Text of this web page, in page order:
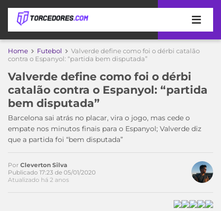
APOSTAS
DE
APOSTA
MELHORES
SITES
DE
APOSTAS
2026
COPA
DO
MUNDO
TIMES
MEU
TIME
CAMPEONATOS
Home Futebol
Valverde define como foi o dérbi catalão
contra o Espanyol: “partida bem disputada”
Valverde define como foi o dérbi
catalão contra o Espanyol: “partida
bem disputada”
Barcelona sai atrás no placar, vira o jogo, mas cede o
empate nos minutos finais para o Espanyol; Valverde diz
que a partida foi “bem disputada”
Acesse o perfil do autor
no Twitter
Por Cleverton Silva
Publicado 17:23 de 05/01/2020
Atualizado há 2 anos